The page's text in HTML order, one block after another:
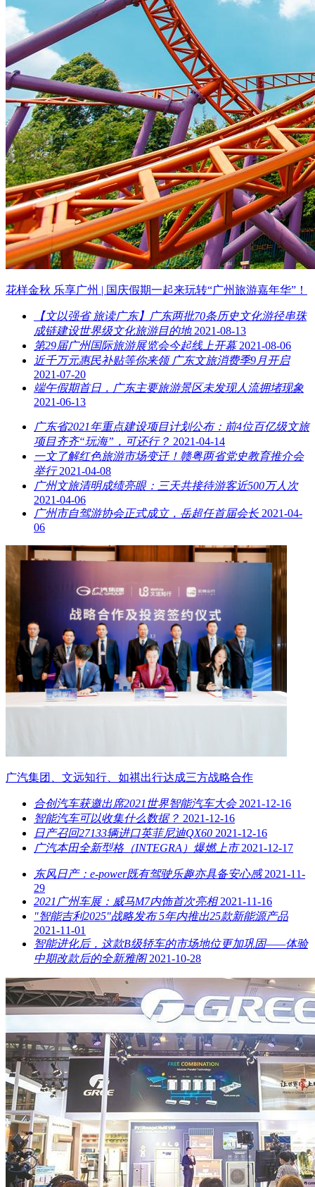
花样金秋 乐享广州 | 国庆假期一起来玩转“广州旅游嘉年华”！
【文以强省 旅读广东】广东两批70条历史文化游径串珠
成链建设世界级文化旅游目的地 2021-08-13
第29届广州国际旅游展览会今起线上开幕 2021-08-06
近千万元惠民补贴等你来领 广东文旅消费季9月开启
2021-07-20
端午假期首日，广东主要旅游景区未发现人流拥堵现象
2021-06-13
广东省2021年重点建设项目计划公布：前4位百亿级文旅
项目齐齐“玩海”，可还行？ 2021-04-14
一文了解红色旅游市场变迁！赣粤两省党史教育推介会
举行 2021-04-08
广州文旅清明成绩亮眼：三天共接待游客近500万人次
2021-04-06
广州市自驾游协会正式成立，岳超任首届会长 2021-04-
06
广汽集团、文远知行、如祺出行达成三方战略合作
合创汽车获邀出席2021世界智能汽车大会 2021-12-16
智能汽车可以收集什么数据？ 2021-12-16
日产召回27133辆进口英菲尼迪QX60 2021-12-16
广汽本田全新型格（INTEGRA）爆燃上市 2021-12-17
东风日产：e-power既有驾驶乐趣亦具备安心感 2021-11-
29
2021广州车展：威马M7内饰首次亮相 2021-11-16
"智能吉利2025"战略发布 5年内推出25款新能源产品
2021-11-01
智能进化后，这款B级轿车的市场地位更加巩固——体验
中期改款后的全新雅阁 2021-10-28